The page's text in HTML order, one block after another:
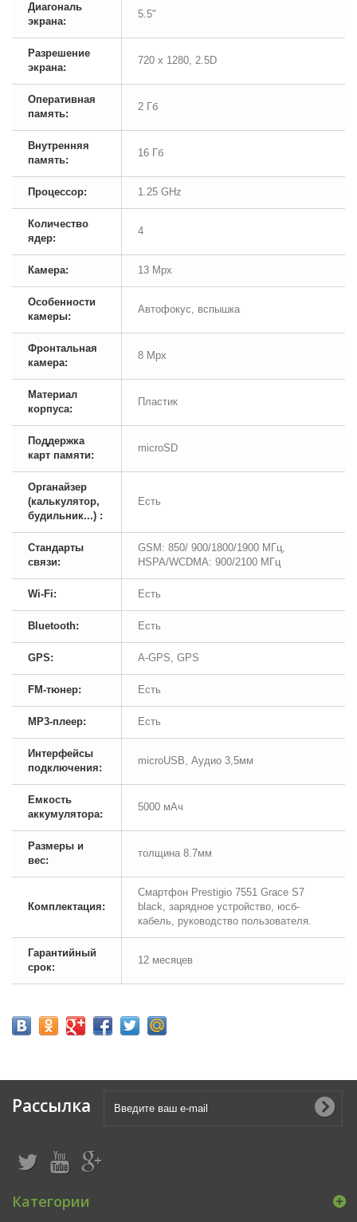
Диагональ
экрана:
5.5"
Разрешение
экрана:
720 x 1280, 2.5D
Оперативная
память:
2 Гб
Внутренняя
память:
16 Гб
Процессор: 1.25 GHz
Количество
ядер:
4
Камера: 13 Mpx
Особенности
камеры:
Автофокус, вспышка
Фронтальная
камера:
8 Mpx
Материал
корпуса:
Пластик
Поддержка
карт памяти:
microSD
Органайзер
(калькулятор,
будильник...) :
Есть
Стандарты
связи:
GSM: 850/ 900/1800/1900 МГц,
HSPA/WCDMA: 900/2100 МГц
Wi-Fi: Есть
Bluetooth: Есть
GPS: A-GPS, GPS
FM-тюнер: Есть
MP3-плеер: Есть
Интерфейсы
подключения:
microUSB, Аудио 3,5мм
Емкость
аккумулятора:
5000 мАч
Размеры и
вес:
толщина 8.7мм
Комплектация:
Смартфон Prestigio 7551 Grace S7
black, зарядное устройство, юсб-
кабель, руководство пользователя.
Гарантийный
срок:
12 месяцев
Рассылка
Категории